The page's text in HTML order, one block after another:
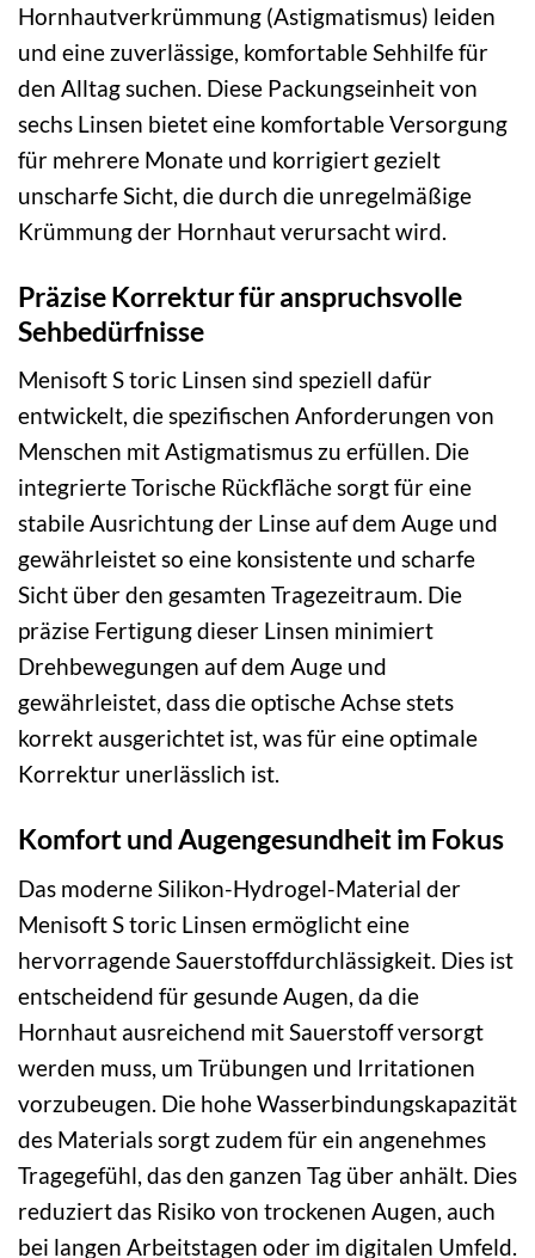
Hornhautverkrümmung (Astigmatismus) leiden
und eine zuverlässige, komfortable Sehhilfe für
den Alltag suchen. Diese Packungseinheit von
sechs Linsen bietet eine komfortable Versorgung
für mehrere Monate und korrigiert gezielt
unscharfe Sicht, die durch die unregelmäßige
Krümmung der Hornhaut verursacht wird.
Präzise Korrektur für anspruchsvolle
Sehbedürfnisse
Menisoft S toric Linsen sind speziell dafür
entwickelt, die spezifischen Anforderungen von
Menschen mit Astigmatismus zu erfüllen. Die
integrierte Torische Rückfläche sorgt für eine
stabile Ausrichtung der Linse auf dem Auge und
gewährleistet so eine konsistente und scharfe
Sicht über den gesamten Tragezeitraum. Die
präzise Fertigung dieser Linsen minimiert
Drehbewegungen auf dem Auge und
gewährleistet, dass die optische Achse stets
korrekt ausgerichtet ist, was für eine optimale
Korrektur unerlässlich ist.
Komfort und Augengesundheit im Fokus
Das moderne Silikon-Hydrogel-Material der
Menisoft S toric Linsen ermöglicht eine
hervorragende Sauerstoffdurchlässigkeit. Dies ist
entscheidend für gesunde Augen, da die
Hornhaut ausreichend mit Sauerstoff versorgt
werden muss, um Trübungen und Irritationen
vorzubeugen. Die hohe Wasserbindungskapazität
des Materials sorgt zudem für ein angenehmes
Tragegefühl, das den ganzen Tag über anhält. Dies
reduziert das Risiko von trockenen Augen, auch
bei langen Arbeitstagen oder im digitalen Umfeld.